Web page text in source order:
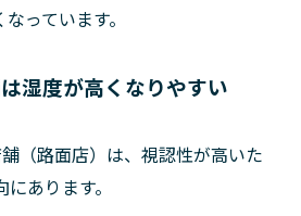
っています。
湿度が高くなりやすい
（路面店）は、視認性が高いた
あります。